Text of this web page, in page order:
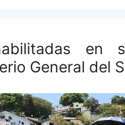
en
General del